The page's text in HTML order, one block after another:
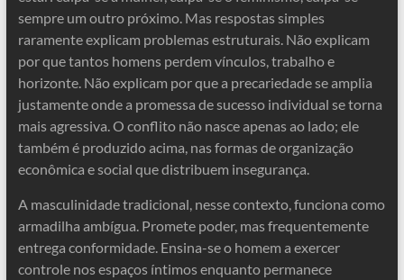
sempre um outro próximo. Mas respostas simples
raramente explicam problemas estruturais. Não explicam
por que tantos homens perdem vínculos, trabalho e
horizonte. Não explicam por que a precariedade se amplia
justamente onde a promessa de sucesso individual se torna
mais agressiva. O conflito não nasce apenas ao lado; ele
também é produzido acima, nas formas de organização
econômica e social que distribuem insegurança.
A masculinidade tradicional, nesse contexto, funciona como
armadilha ambígua. Promete poder, mas frequentemente
entrega conformidade. Ensina-se o homem a exercer
controle nos espaços íntimos enquanto permanece